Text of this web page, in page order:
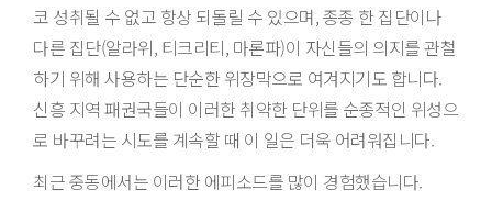
코 성취될 수 없고 항상 되돌릴 수 있으며, 종종 한 집단이나
다른 집단(알라위, 티크리티, 마론파)이 자신들의 의지를 관철
하기 위해 사용하는 단순한 위장막으로 여겨지기도 합니다.
신흥 지역 패권국들이 이러한 취약한 단위를 순종적인 위성으
로 바꾸려는 시도를 계속할 때 이 일은 더욱 어려워집니다.
최근 중동에서는 이러한 에피소드를 많이 경험했습니다.